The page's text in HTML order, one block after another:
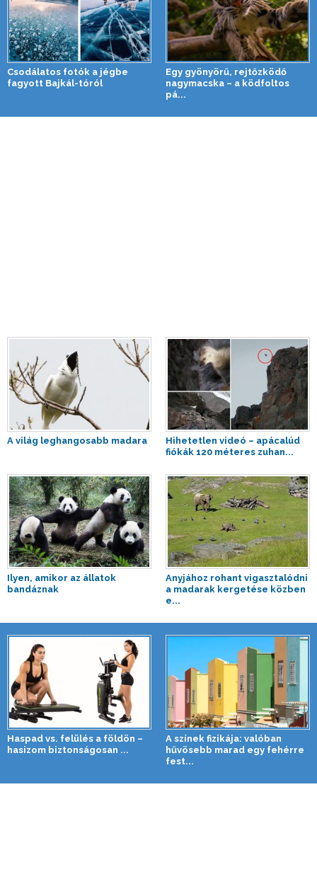
Csodálatos fotók a jégbe
fagyott Bajkál-tóról
Egy gyönyörű, rejtőzködő
nagymacska – a ködfoltos
pá...
A világ leghangosabb madara
Hihetetlen videó – apácalúd
fiókák 120 méteres zuhan...
Ilyen, amikor az állatok
bandáznak
Anyjához rohant vigasztalódni
a madarak kergetése közben
e...
Haspad vs. felülés a földön –
hasizom biztonságosan ...
A színek fizikája: valóban
hűvösebb marad egy fehérre
fest...